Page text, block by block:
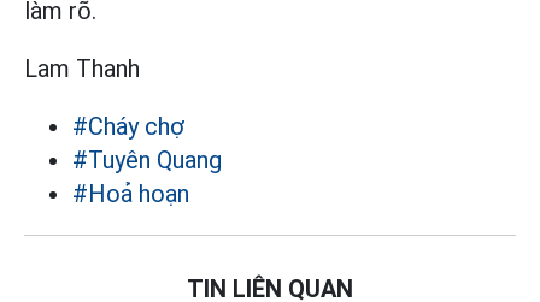
làm rõ.
Lam Thanh
#Cháy chợ
#Tuyên Quang
#Hoả hoạn
TIN LIÊN QUAN